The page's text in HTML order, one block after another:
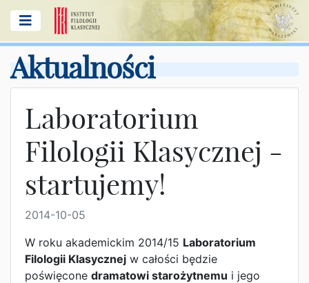
Aktualności
Laboratorium
Filologii Klasycznej -
startujemy!
2014-10-05
W roku akademickim 2014/15 Laboratorium
Filologii Klasycznej w całości będzie
poświęcone dramatowi starożytnemu i jego